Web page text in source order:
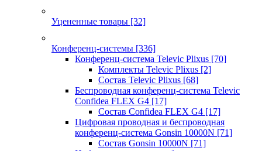
Уцененные товары [32]
Конференц-системы [336]
Конференц-система Televic Plixus [70]
Комплекты Televic Plixus [2]
Состав Televic Plixus [68]
Беспроводная конференц-система Televic
Confidea FLEX G4 [17]
Состав Confidea FLEX G4 [17]
Цифровая проводная и беспроводная
конференц-система Gonsin 10000N [71]
Состав Gonsin 10000N [71]